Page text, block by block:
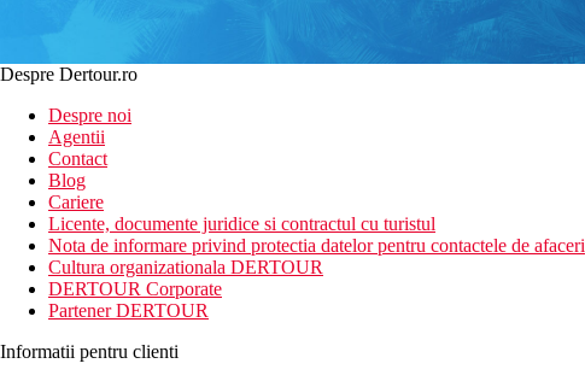
Despre Dertour.ro
Despre noi
Agentii
Contact
Blog
Cariere
Licente, documente juridice si contractul cu turistul
Nota de informare privind protectia datelor pentru contactele de afaceri
Cultura organizationala DERTOUR
DERTOUR Corporate
Partener DERTOUR
Informatii pentru clienti